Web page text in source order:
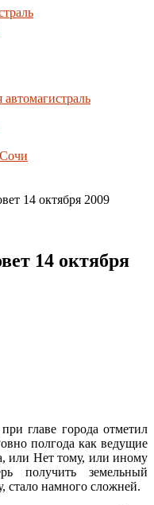
14 октября 2009
14 октября
главе города отметил
полгода как ведущие
или Нет тому, или иному
получить земельный
стало намного сложней.